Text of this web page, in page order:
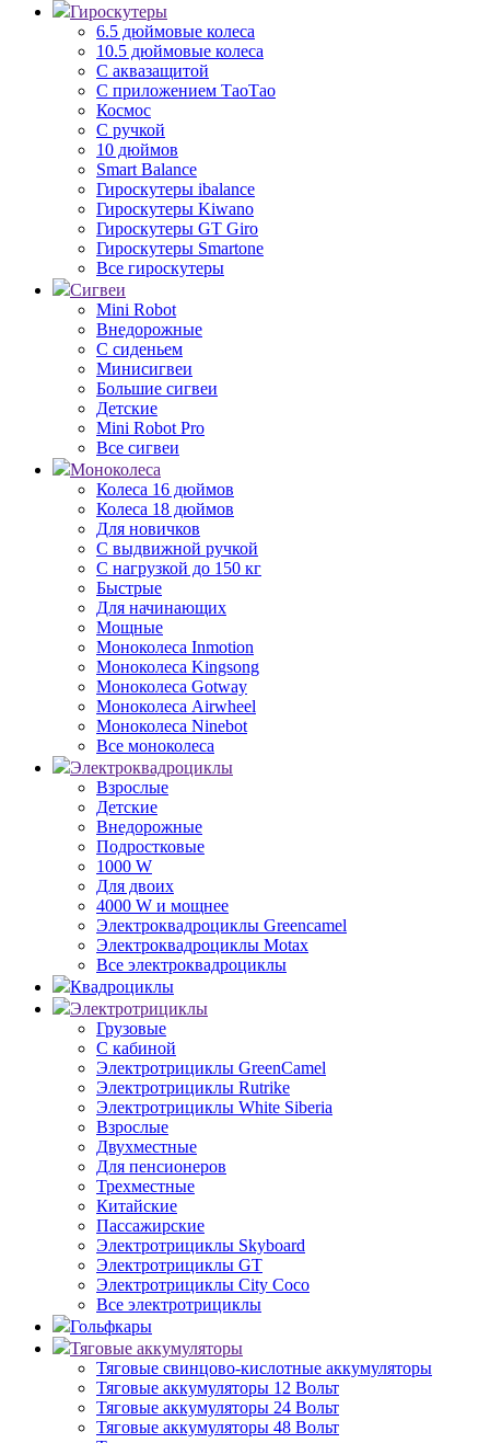
Гироскутеры
6.5 дюймовые колеса
10.5 дюймовые колеса
С аквазащитой
С приложением ТаоТао
Космос
С ручкой
10 дюймов
Smart Balance
Гироскутеры ibalance
Гироскутеры Kiwano
Гироскутеры GT Giro
Гироскутеры Smartone
Все гироскутеры
Сигвеи
Mini Robot
Внедорожные
С сиденьем
Минисигвеи
Большие сигвеи
Детские
Mini Robot Pro
Все сигвеи
Моноколеса
Колеса 16 дюймов
Колеса 18 дюймов
Для новичков
С выдвижной ручкой
С нагрузкой до 150 кг
Быстрые
Для начинающих
Мощные
Моноколеса Inmotion
Моноколеса Kingsong
Моноколеса Gotway
Моноколеса Airwheel
Моноколеса Ninebot
Все моноколеса
Электроквадроциклы
Взрослые
Детские
Внедорожные
Подростковые
1000 W
Для двоих
4000 W и мощнее
Электроквадроциклы Greencamel
Электроквадроциклы Motax
Все электроквадроциклы
Квадроциклы
Электротрициклы
Грузовые
С кабиной
Электротрициклы GreenCamel
Электротрициклы Rutrike
Электротрициклы White Siberia
Взрослые
Двухместные
Для пенсионеров
Трехместные
Китайские
Пассажирские
Электротрициклы Skyboard
Электротрициклы GT
Электротрициклы City Coco
Все электротрициклы
Гольфкары
Тяговые аккумуляторы
Тяговые свинцово-кислотные аккумуляторы
Тяговые аккумуляторы 12 Вольт
Тяговые аккумуляторы 24 Вольт
Тяговые аккумуляторы 48 Вольт